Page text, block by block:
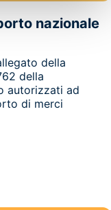
nazionale
della
della
autorizzati ad
di merci